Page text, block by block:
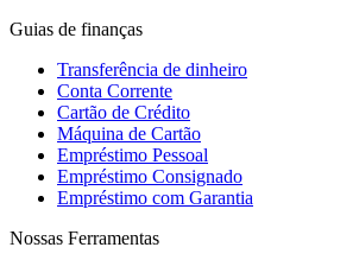
Guias de finanças
Transferência de dinheiro
Conta Corrente
Cartão de Crédito
Máquina de Cartão
Empréstimo Pessoal
Empréstimo Consignado
Empréstimo com Garantia
Nossas Ferramentas